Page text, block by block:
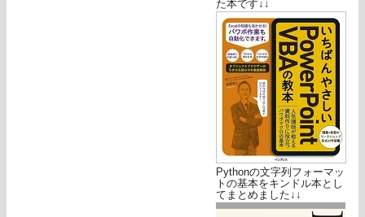
た本です↓↓
Pythonの文字列フォーマッ
トの基本をキンドル本とし
てまとめました↓↓